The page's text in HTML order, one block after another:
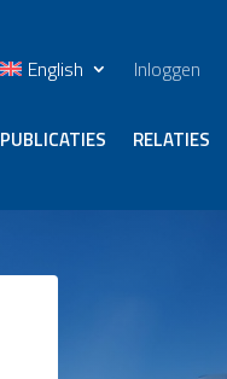
English Inloggen
PUBLICATIES RELATIES